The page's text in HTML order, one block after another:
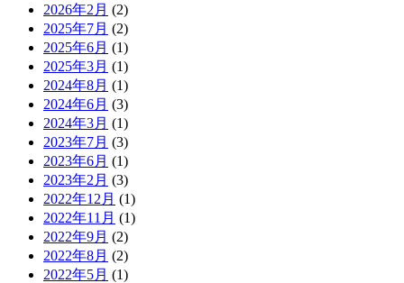
2026年2月 (2)
2025年7月 (2)
2025年6月 (1)
2025年3月 (1)
2024年8月 (1)
2024年6月 (3)
2024年3月 (1)
2023年7月 (3)
2023年6月 (1)
2023年2月 (3)
2022年12月 (1)
2022年11月 (1)
2022年9月 (2)
2022年8月 (2)
2022年5月 (1)